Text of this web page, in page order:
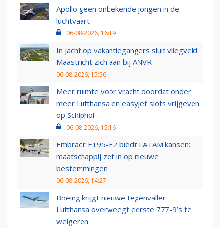
Apollo geen onbekende jongen in de
luchtvaart
06-08-2026, 16:19
In jacht op vakantiegangers sluit vliegveld
Maastricht zich aan bij ANVR
06-08-2026, 15:56
Meer ruimte voor vracht doordat onder
meer Lufthansa en easyJet slots vrijgeven
op Schiphol
06-08-2026, 15:16
Embraer E195-E2 biedt LATAM kansen:
maatschappij zet in op nieuwe
bestemmingen
06-08-2026, 14:27
Boeing krijgt nieuwe tegenvaller:
Lufthansa overweegt eerste 777-9’s te
weigeren